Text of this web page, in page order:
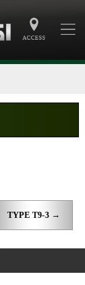
TYPE T9-3 →